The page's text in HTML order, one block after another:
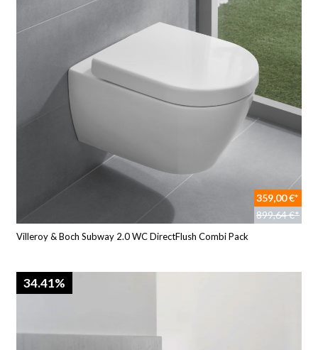
359,00 €*
899,64 €*
Villeroy & Boch Subway 2.0 WC DirectFlush Combi Pack
34.41%